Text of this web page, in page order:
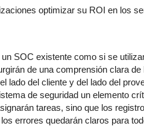
optimizar su ROI en los
SOC existente como si se
de una comprensión clara
lado del cliente y del lado del
de seguridad un elemento
tareas, sino que los
errores quedarán claros para